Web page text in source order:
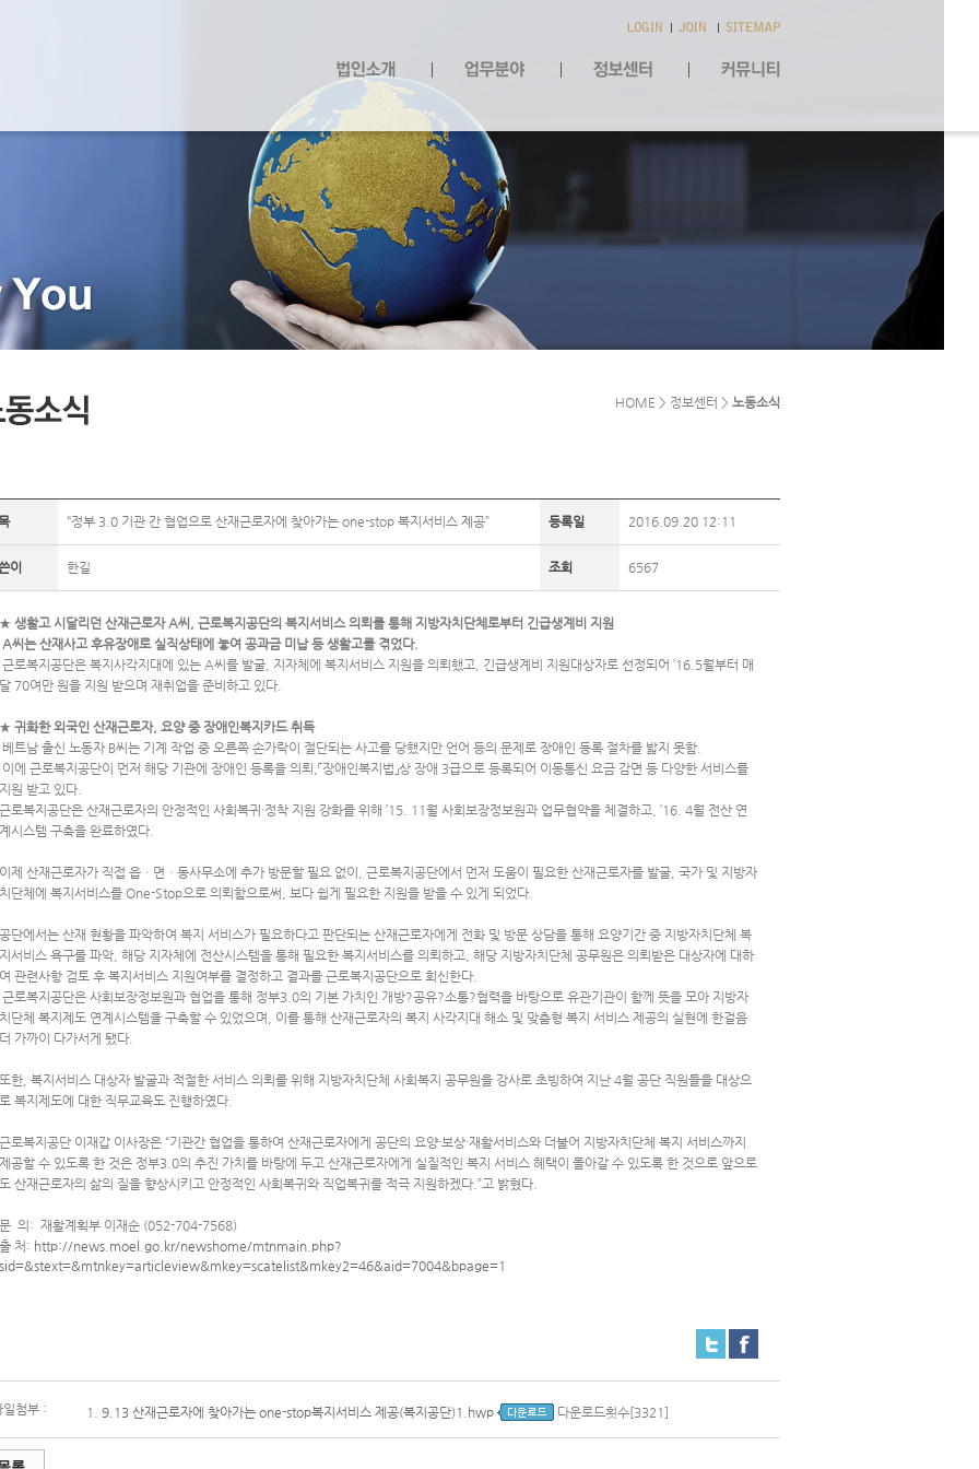
HOME > 정보센터 > 노동소식
“정부 3.0 기관 간 협업으로 산재근로자에 찾아가는 one-stop 복지서비스 제공” 등록일 2016.09.20 12:11
이 한길 조회 6567
★ 생활고 시달리던 산재근로자 A씨, 근로복지공단의 복지서비스 의뢰를 통해 지방자치단체로부터 긴급생계비 지원
­ A씨는 산재사고 후유장애로 실직상태에 놓여 공과금 미납 등 생활고를 겪었다.
­ 근로복지공단은 복지사각지대에 있는 A씨를 발굴, 지자체에 복지서비스 지원을 의뢰했고, 긴급생계비 지원대상자로 선정되어 ’16.5월부터 매
달 70여만 원을 지원 받으며 재취업을 준비하고 있다.
★ 귀화한 외국인 산재근로자, 요양 중 장애인복지카드 취득
­ 베트남 출신 노동자 B씨는 기계 작업 중 오른쪽 손가락이 절단되는 사고를 당했지만 언어 등의 문제로 장애인 등록 절차를 밟지 못함.
­ 이에 근로복지공단이 먼저 해당 기관에 장애인 등록을 의뢰,「장애인복지법」상 장애 3급으로 등록되어 이동통신 요금 감면 등 다양한 서비스를
지원 받고 있다.
근로복지공단은 산재근로자의 안정적인 사회복귀·정착 지원 강화를 위해 ’15. 11월 사회보장정보원과 업무협약을 체결하고, ’16. 4월 전산 연
계시스템 구축을 완료하였다.
이제 산재근로자가 직접 읍ㆍ면ㆍ동사무소에 추가 방문할 필요 없이, 근로복지공단에서 먼저 도움이 필요한 산재근로자를 발굴, 국가 및 지방자
치단체에 복지서비스를 One-Stop으로 의뢰함으로써, 보다 쉽게 필요한 지원을 받을 수 있게 되었다.
공단에서는 산재 현황을 파악하여 복지 서비스가 필요하다고 판단되는 산재근로자에게 전화 및 방문 상담을 통해 요양기간 중 지방자치단체 복
지서비스 욕구를 파악, 해당 지자체에 전산시스템을 통해 필요한 복지서비스를 의뢰하고, 해당 지방자치단체 공무원은 의뢰받은 대상자에 대하
여 관련사항 검토 후 복지서비스 지원여부를 결정하고 결과를 근로복지공단으로 회신한다.
근로복지공단은 사회보장정보원과 협업을 통해 정부3.0의 기본 가치인 개방?공유?소통?협력을 바탕으로 유관기관이 함께 뜻을 모아 지방자
치단체 복지제도 연계시스템을 구축할 수 있었으며, 이를 통해 산재근로자의 복지 사각지대 해소 및 맞춤형 복지 서비스 제공의 실현에 한걸음
더 가까이 다가서게 됐다.
또한, 복지서비스 대상자 발굴과 적절한 서비스 의뢰를 위해 지방자치단체 사회복지 공무원을 강사로 초빙하여 지난 4월 공단 직원들을 대상으
로 복지제도에 대한 직무교육도 진행하였다.
근로복지공단 이재갑 이사장은 “기관간 협업을 통하여 산재근로자에게 공단의 요양·보상·재활서비스와 더불어 지방자치단체 복지 서비스까지
제공할 수 있도록 한 것은 정부3.0의 추진 가치를 바탕에 두고 산재근로자에게 실질적인 복지 서비스 혜택이 돌아갈 수 있도록 한 것으로 앞으로
도 산재근로자의 삶의 질을 향상시키고 안정적인 사회복귀와 직업복귀를 적극 지원하겠다.”고 밝혔다.
문 의: 재활계획부 이재순 (052-704-7568)
출 처: http://news.moel.go.kr/newshome/mtnmain.php?
sid=&stext=&mtnkey=articleview&mkey=scatelist&mkey2=46&aid=7004&bpage=1
일첨부 : 1. 9.13 산재근로자에 찾아가는 one-stop복지서비스 제공(복지공단)1.hwp 다운로드횟수[3321]